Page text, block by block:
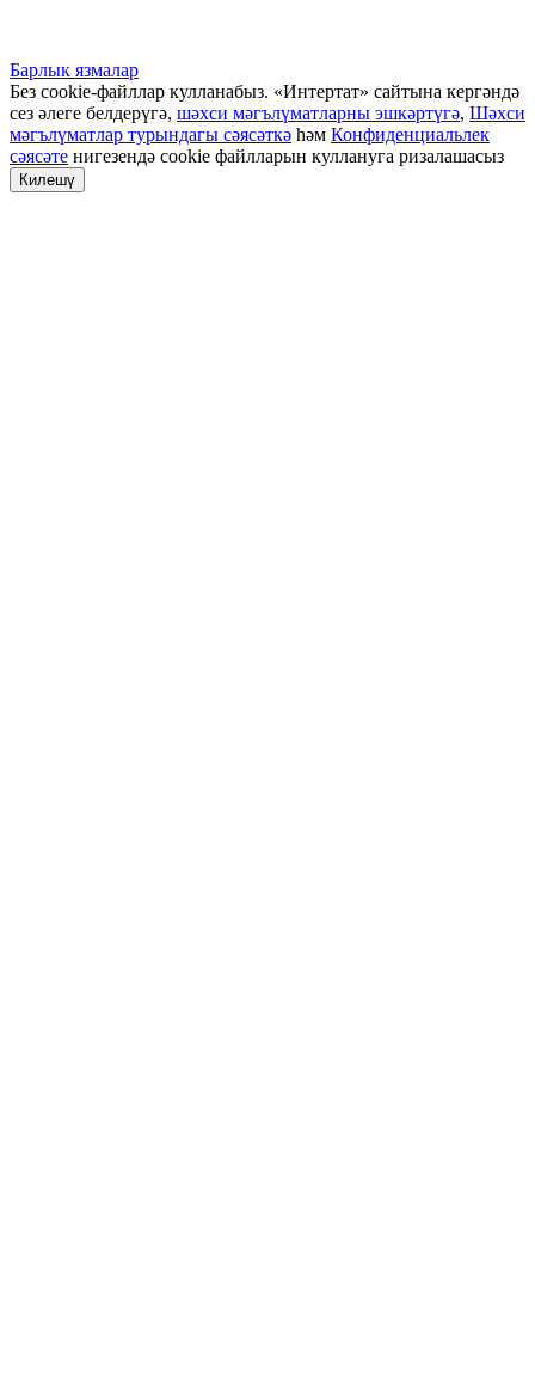
Барлык язмалар
Без cookie-файллар кулланабыз. «Интертат» сайтына кергәндә
сез әлеге белдерүгә, шәхси мәгълүматларны эшкәртүгә, Шәхси
мәгълүматлар турындагы сәясәткә һәм Конфиденциальлек
сәясәте нигезендә cookie файлларын куллануга ризалашасыз
Килешү